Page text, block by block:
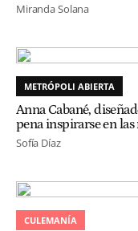
Miranda Solana
METRÓPOLI ABIERTA
Anna Cabané,
pena inspirarse en las
Sofía Díaz
CULEMANÍA